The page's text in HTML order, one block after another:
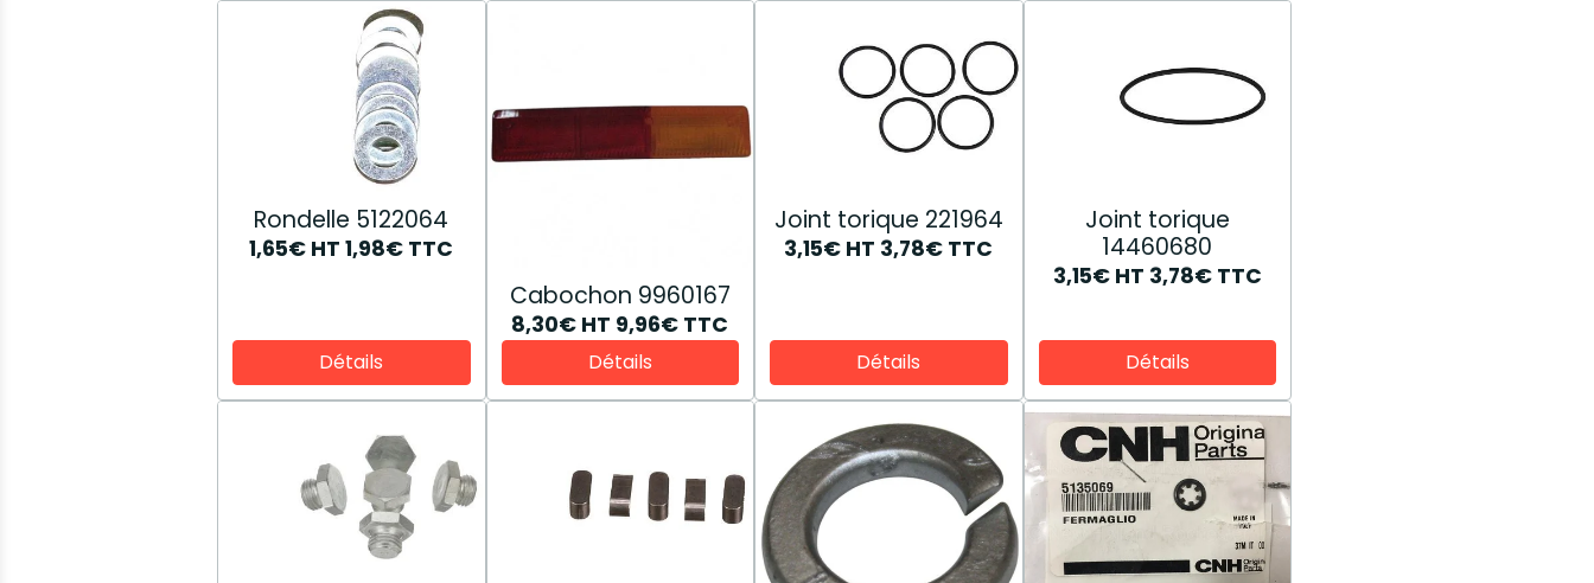
Rondelle 5122064
1,65€ HT 1,98€ TTC
Détails
Cabochon 9960167
8,30€ HT 9,96€ TTC
Détails
Joint torique 221964
3,15€ HT 3,78€ TTC
Détails
Joint torique
14460680
3,15€ HT 3,78€ TTC
Détails